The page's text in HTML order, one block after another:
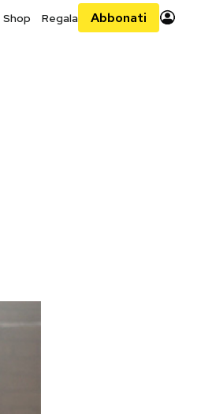
Shop Regala Abbonati